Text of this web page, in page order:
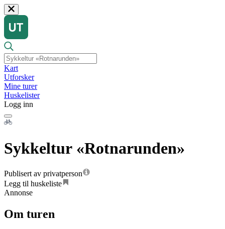
Kart
Utforsker
Mine turer
Huskelister
Logg inn
Sykkeltur «Rotnarunden»
Publisert av privatperson
Legg til huskeliste
Annonse
Om turen